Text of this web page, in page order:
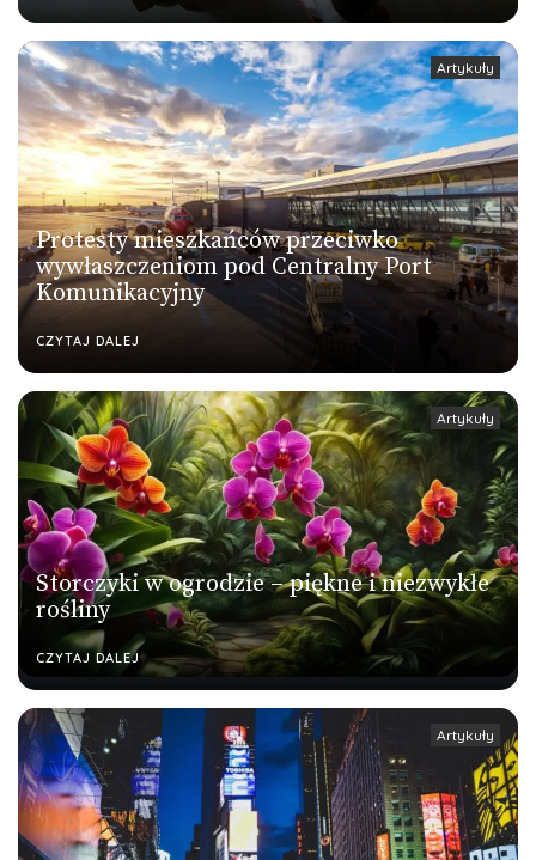
Artykuły
Protesty mieszkańców przeciwko
wywłaszczeniom pod Centralny Port
Komunikacyjny
CZYTAJ DALEJ
Artykuły
Storczyki w ogrodzie – piękne i niezwykłe
rośliny
CZYTAJ DALEJ
Artykuły